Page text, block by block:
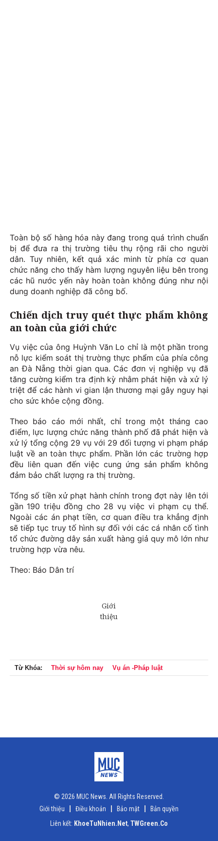
Toàn bộ số hàng hóa này đang trong quá trình chuẩn
bị để đưa ra thị trường tiêu thụ rộng rãi cho người
dân. Tuy nhiên, kết quả xác minh từ phía cơ quan
chức năng cho thấy hàm lượng nguyên liệu bên trong
các hũ nước yến này hoàn toàn không đúng như nội
dung doanh nghiệp đã công bố.
Chiến dịch truy quét thực phẩm không
an toàn của giới chức
Vụ việc của ông Huỳnh Văn Lo chỉ là một phần trong
nỗ lực kiểm soát thị trường thực phẩm của phía công
an Đà Nẵng thời gian qua. Các đơn vị nghiệp vụ đã
tăng cường kiểm tra định kỳ nhằm phát hiện và xử lý
triệt để các hành vi gian lận thương mại gây nguy hại
cho sức khỏe cộng đồng.
Theo báo cáo mới nhất, chỉ trong một tháng cao
điểm, lực lượng chức năng thành phố đã phát hiện và
xử lý tổng cộng 29 vụ với 29 đối tượng vi phạm pháp
luật về an toàn thực phẩm. Phần lớn các trường hợp
đều liên quan đến việc cung ứng sản phẩm không
đảm bảo chất lượng ra thị trường.
Tổng số tiền xử phạt hành chính trong đợt này lên tới
gần 190 triệu đồng cho 28 vụ việc vi phạm cụ thể.
Ngoài các án phạt tiền, cơ quan điều tra khẳng định
sẽ tiếp tục truy tố hình sự đối với các cá nhân cố tình
tổ chức đường dây sản xuất hàng giả quy mô lớn như
trường hợp vừa nêu.
Theo: Báo Dân trí
Từ Khóa: Thời sự hôm nay Vụ án -Pháp luật
© 2026 MUC News. All Rights Reserved.
Giới thiệu
Điều khoản Bảo mật
Bản quyền
Liên kết: KhoeTuNhien.Net, TWGreen.Co